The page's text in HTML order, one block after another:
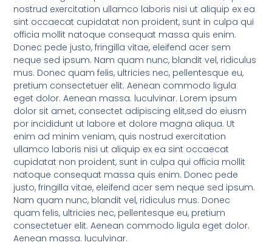
nostrud exercitation ullamco laboris nisi ut aliquip ex ea
sint occaecat cupidatat non proident, sunt in culpa qui
officia mollit natoque consequat massa quis enim.
Donec pede justo, fringilla vitae, eleifend acer sem
neque sed ipsum. Nam quam nunc, blandit vel, ridiculus
mus. Donec quam felis, ultricies nec, pellentesque eu,
pretium consectetuer elit. Aenean commodo ligula
eget dolor. Aenean massa. luculvinar. Lorem ipsum
dolor sit amet, consectet adipiscing elit,sed do eiusm
por incididunt ut labore et dolore magna aliqua. Ut
enim ad minim veniam, quis nostrud exercitation
ullamco laboris nisi ut aliquip ex ea sint occaecat
cupidatat non proident, sunt in culpa qui officia mollit
natoque consequat massa quis enim. Donec pede
justo, fringilla vitae, eleifend acer sem neque sed ipsum.
Nam quam nunc, blandit vel, ridiculus mus. Donec
quam felis, ultricies nec, pellentesque eu, pretium
consectetuer elit. Aenean commodo ligula eget dolor.
Aenean massa. luculvinar.